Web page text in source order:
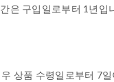
은 구입일로부터 1년입
상품 수령일로부터 7